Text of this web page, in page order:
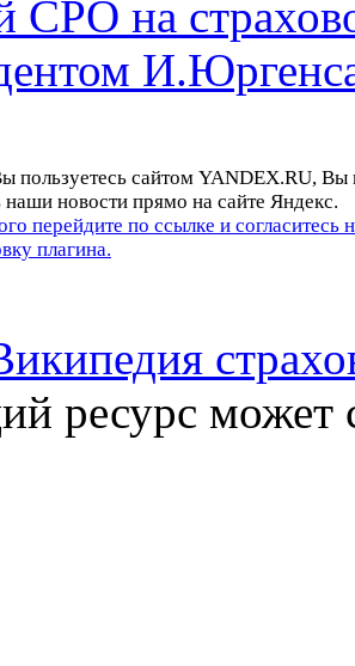
СРО на
пользуетесь сайтом YANDEX.RU, Вы
наши новости прямо на сайте Яндекс.
перейдите по ссылке и согласитесь
плагина.
ресурс может